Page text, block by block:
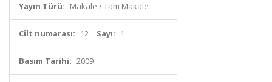
Yayın Türü: Makale / Tam Makale
Cilt numarası: 12 Sayı: 1
Basım Tarihi: 2009